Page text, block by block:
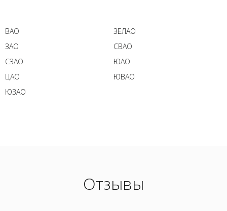
ВАО
ЗАО
ЗЕЛАО
СВАО
СЗАО
ЦАО
ЮАО
ЮВАО
ЮЗАО
Отзывы